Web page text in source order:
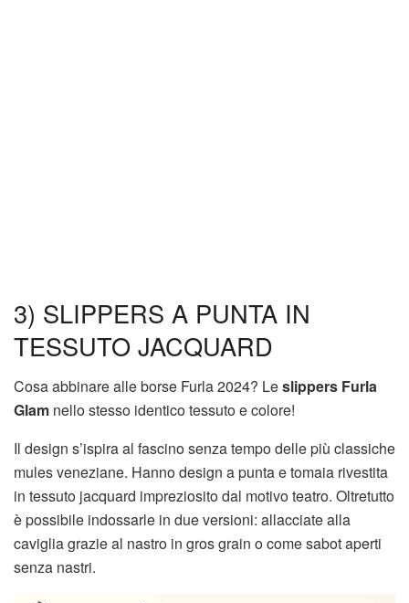
3) SLIPPERS A PUNTA IN
TESSUTO JACQUARD
Cosa abbinare alle borse Furla 2024? Leslippers Furla
Glam nello stesso identico tessuto e colore!
Il design s’ispira al fascino senza tempo delle più classiche
mules veneziane. Hanno design a punta e tomaia rivestita
in tessuto jacquard impreziosito dal motivo teatro. Oltretutto
è possibile indossarle in due versioni: allacciate alla
caviglia grazie al nastro in gros grain o come sabot aperti
senza nastri.